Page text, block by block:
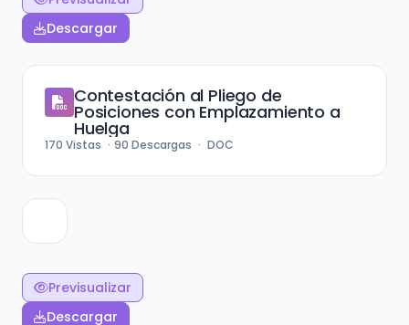
Descargar
Contestación al Pliego de
Posiciones con Emplazamiento a
Huelga
170 Vistas 90 Descargas DOC
Previsualizar
Descargar